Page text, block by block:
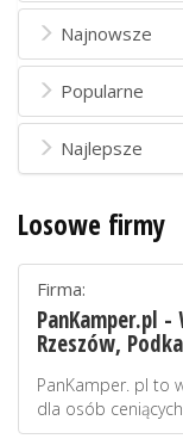
Najnowsze
Popularne
Najlepsze
Losowe firmy
Firma:
PanKamper.pl -
Rzeszów,
PanKamper. pl to
dla osób ceniących